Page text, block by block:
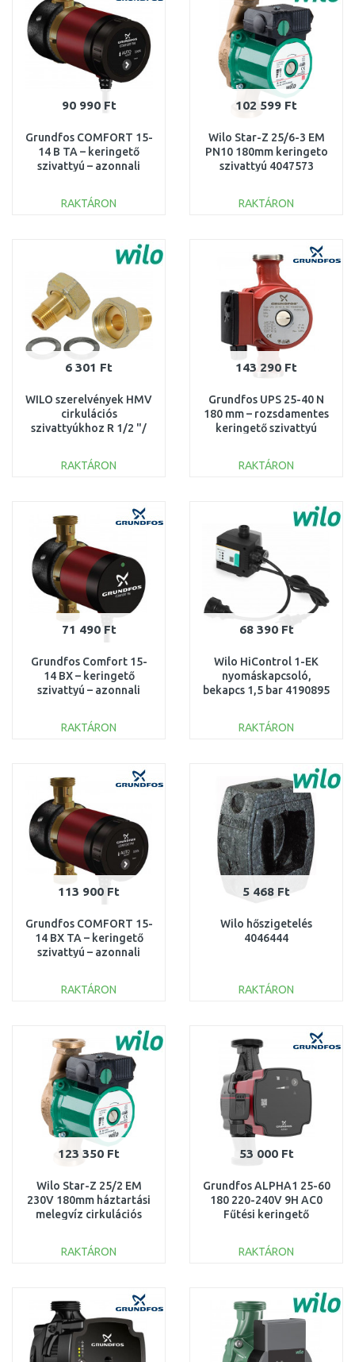
90 990 Ft
Grundfos COMFORT 15-
14 B TA – keringető
szivattyú – azonnali
RAKTÁRON
Összehasonlítás
102 599 Ft
Wilo Star-Z 25/6-3 EM
PN10 180mm keringeto
szivattyú 4047573
RAKTÁRON
6 301 Ft
WILO szerelvények HMV
cirkulációs
szivattyúkhoz R 1/2 "/
RAKTÁRON
Összehasonlítás
143 290 Ft
Grundfos UPS 25-40 N
180 mm – rozsdamentes
keringető szivattyú
96913060
RAKTÁRON
Összehasonlítás
71 490 Ft
Grundfos Comfort 15-
14 BX – keringető
szivattyú – azonnali
RAKTÁRON
Összehasonlítás
68 390 Ft
Wilo HiControl 1-EK
nyomáskapcsoló,
bekapcs 1,5 bar 4190895
RAKTÁRON
Összehasonlítás
113 900 Ft
Grundfos COMFORT 15-
14 BX TA – keringető
szivattyú – azonnali
RAKTÁRON
Összehasonlítás
5 468 Ft
Wilo hőszigetelés
4046444
RAKTÁRON
Összehasonlítás
123 350 Ft
Wilo Star-Z 25/2 EM
230V 180mm háztartási
melegvíz cirkulációs
RAKTÁRON
Összehasonlítás
53 000 Ft
Grundfos ALPHA1 25-60
180 220-240V 9H AC0
Fűtési keringető
RAKTÁRON
Összehasonlítás